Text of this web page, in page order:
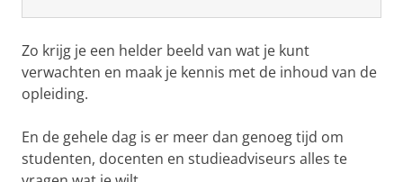
Zo krijg je een helder beeld van wat je kunt
verwachten en maak je kennis met de inhoud van de
opleiding.
En de gehele dag is er meer dan genoeg tijd om
studenten, docenten en studieadviseurs alles te